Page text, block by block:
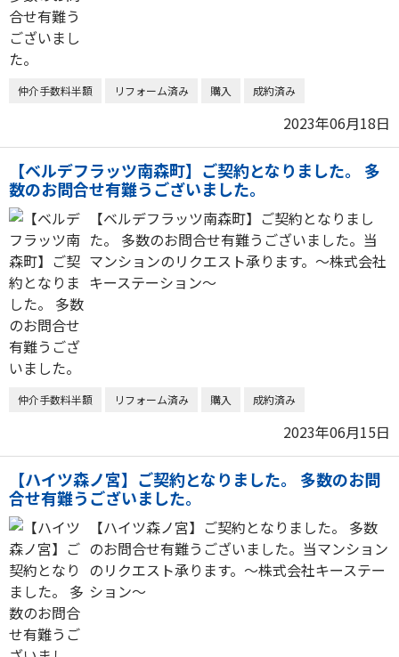
仲介手数料半額 リフォーム済み 購入 成約済み
2023年06月18日
【ベルデフラッツ南森町】ご契約となりました。 多
数のお問合せ有難うございました。
【ベルデフラッツ南森町】ご契約となりまし
た。 多数のお問合せ有難うございました。当
マンションのリクエスト承ります。～株式会社
キーステーション～
仲介手数料半額 リフォーム済み 購入 成約済み
2023年06月15日
【ハイツ森ノ宮】ご契約となりました。 多数のお問
合せ有難うございました。
【ハイツ森ノ宮】ご契約となりました。 多数
のお問合せ有難うございました。当マンション
のリクエスト承ります。～株式会社キーステー
ション～